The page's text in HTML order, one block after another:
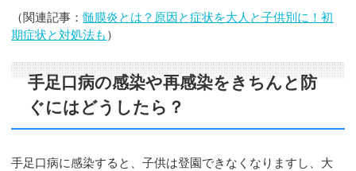
（関連記事：髄膜炎とは？原因と症状を大人と子供別に！初
期症状と対処法も ）
手足口病の感染や再感染をきちんと防
ぐにはどうしたら？
手足口病に感染すると、子供は登園できなくなりますし、大